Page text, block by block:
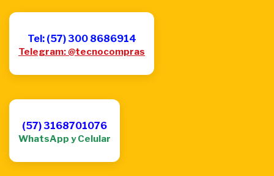
Tel: (57) 300 8686914
Telegram: @tecnocompras
(57) 3168701076
WhatsApp y Celular